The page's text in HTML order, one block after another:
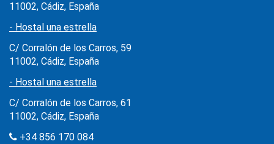
11002, Cádiz, España
- Hostal una estrella
C/ Corralón de los Carros, 59
11002, Cádiz, España
- Hostal una estrella
C/ Corralón de los Carros, 61
11002, Cádiz, España
+34 856 170 084